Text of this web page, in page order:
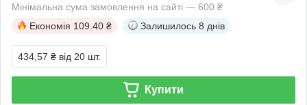
Мінімальна сума замовлення на сайті — 600 ₴
Економія 109.40 ₴ Залишилось 8 днів
434,57 ₴ від 20 шт.
Купити